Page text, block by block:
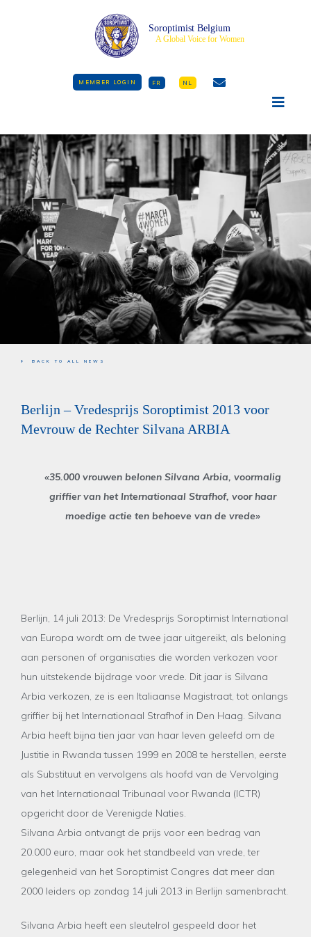
Soroptimist Belgium
A Global Voice for Women
MEMBER LOGIN FR NL
BACK TO ALL NEWS
Berlijn – Vredesprijs Soroptimist 2013 voor
Mevrouw de Rechter Silvana ARBIA
«35.000 vrouwen belonen Silvana Arbia, voormalig
griffier van het Internationaal Strafhof, voor haar
moedige actie ten behoeve van de vrede»
Berlijn, 14 juli 2013: De Vredesprijs Soroptimist International
van Europa wordt om de twee jaar uitgereikt, als beloning
aan personen of organisaties die worden verkozen voor
hun uitstekende bijdrage voor vrede. Dit jaar is Silvana
Arbia verkozen, ze is een Italiaanse Magistraat, tot onlangs
griffier bij het Internationaal Strafhof in Den Haag. Silvana
Arbia heeft bijna tien jaar van haar leven geleefd om de
Justitie in Rwanda tussen 1999 en 2008 te herstellen, eerste
als Substituut en vervolgens als hoofd van de Vervolging
van het Internationaal Tribunaal voor Rwanda (ICTR)
opgericht door de Verenigde Naties.
Silvana Arbia ontvangt de prijs voor een bedrag van
20.000 euro, maar ook het standbeeld van vrede, ter
gelegenheid van het Soroptimist Congres dat meer dan
2000 leiders op zondag 14 juli 2013 in Berlijn samenbracht.
Silvana Arbia heeft een sleutelrol gespeeld door het